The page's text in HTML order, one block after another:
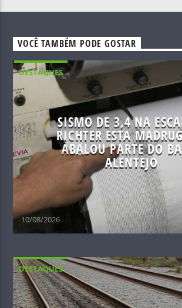
VOCÊ TAMBÉM PODE GOSTAR
DESTAQUES
SISMO DE 3,4 NA
RICHTER ESTA
ABALOU PARTE DO
ALENTEJO
10/08/2026
DESTAQUES